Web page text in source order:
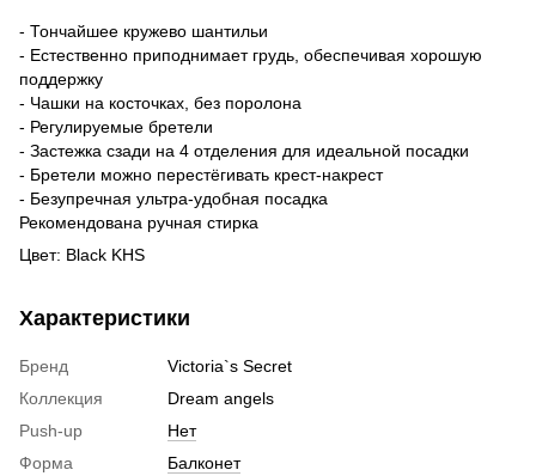
- Тончайшее кружево шантильи
- Естественно приподнимает грудь, обеспечивая хорошую
поддержку
- Чашки на косточках, без поролона
- Регулируемые бретели
- Застежка сзади на 4 отделения для идеальной посадки
- Бретели можно перестёгивать крест-накрест
- Безупречная ультра-удобная посадка
Рекомендована ручная стирка
Цвет: Black KHS
Характеристики
Бренд
Victoria`s Secret
Коллекция
Dream angels
Push-up
Нет
Форма
Балконет